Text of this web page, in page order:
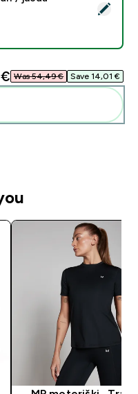
mini plastikinis
Was 54,49 €‎ Save 14,01 €‎